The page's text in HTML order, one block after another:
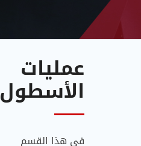
عمليات
الأسطول
في هذا القسم